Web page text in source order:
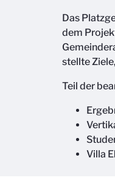
Das
dem
stellte
Teil der
Villa